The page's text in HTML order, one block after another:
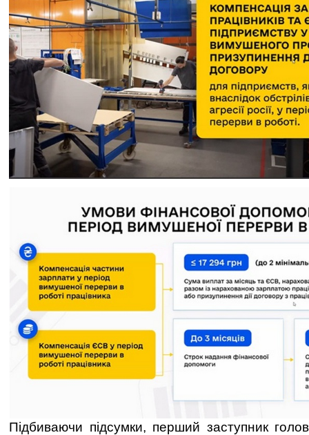
Підбиваючи підсумки, перший заступник